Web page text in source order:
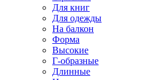
Для книг
Для одежды
На балкон
Форма
Высокие
Г-образные
Длинные